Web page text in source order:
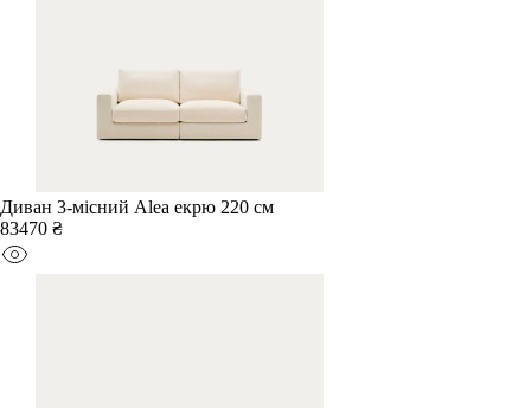
Диван 3-місний Alea екрю 220 см
83470 ₴